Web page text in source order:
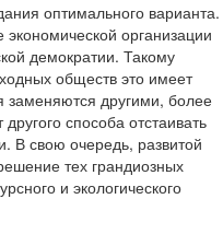
оптимального варианта.
организации
демократии. Такому
обществ это имеет
другими, более
способа отстаивать
В свою очередь, развитой
тех грандиозных
и экологического